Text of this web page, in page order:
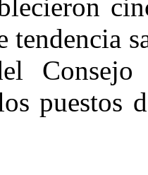
tendencia
puestos